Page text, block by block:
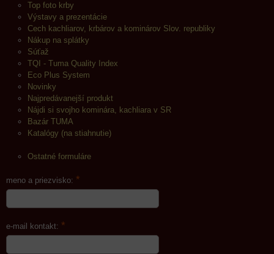
Top foto krby
Výstavy a prezentácie
Cech kachliarov, krbárov a kominárov Slov. republiky
Nákup na splátky
Súťaž
TQI - Tuma Quality Index
Eco Plus System
Novinky
Najpredávanejší produkt
Nájdi si svojho kominára, kachliara v SR
Bazár TUMA
Katalógy (na stiahnutie)
Ostatné formuláre
meno a priezvisko: *
e-mail kontakt: *